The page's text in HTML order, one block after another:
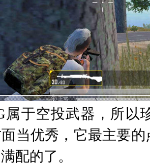
属于空投武器，所以
当优秀，它最主要
配的了。